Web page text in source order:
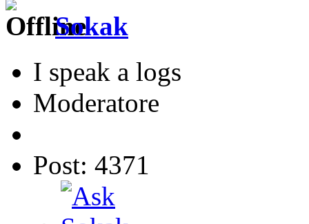
Sokak
I speak a logs
Moderatore
Post: 4371